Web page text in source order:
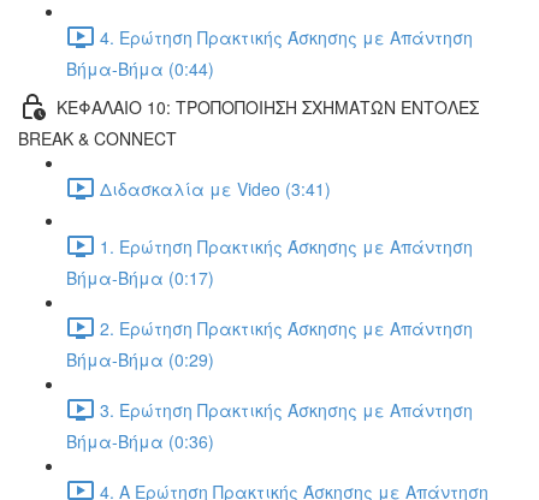
4. Ερώτηση Πρακτικής Άσκησης με Απάντηση
Βήμα-Βήμα (0:44)
ΚΕΦΑΛΑΙΟ 10: ΤΡΟΠΟΠΟΙΗΣΗ ΣΧΗΜΑΤΩΝ ΕΝΤΟΛΕΣ
BREAK & CONNECT
Διδασκαλία με Video (3:41)
1. Ερώτηση Πρακτικής Άσκησης με Απάντηση
Βήμα-Βήμα (0:17)
2. Ερώτηση Πρακτικής Άσκησης με Απάντηση
Βήμα-Βήμα (0:29)
3. Ερώτηση Πρακτικής Άσκησης με Απάντηση
Βήμα-Βήμα (0:36)
4. Α Ερώτηση Πρακτικής Άσκησης με Απάντηση